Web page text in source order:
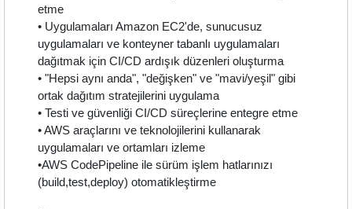
etme
• Uygulamaları Amazon EC2'de, sunucusuz
uygulamaları ve konteyner tabanlı uygulamaları
dağıtmak için CI/CD ardışık düzenleri oluşturma
• "Hepsi aynı anda", "değişken" ve "mavi/yeşil" gibi
ortak dağıtım stratejilerini uygulama
• Testi ve güvenliği CI/CD süreçlerine entegre etme
• AWS araçlarını ve teknolojilerini kullanarak
uygulamaları ve ortamları izleme
•AWS CodePipeline ile sürüm işlem hatlarınızı
(build,test,deploy) otomatikleştirme